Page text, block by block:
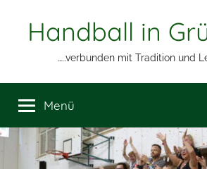
Handball in
…..verbunden mit Tradition und
Menü